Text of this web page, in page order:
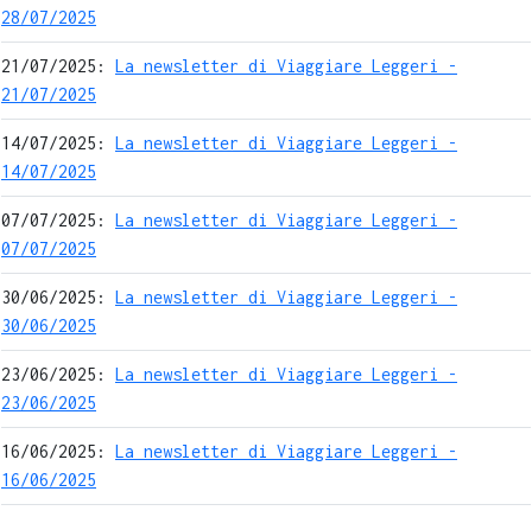
28/07/2025
21/07/2025: La newsletter di Viaggiare Leggeri -
21/07/2025
14/07/2025: La newsletter di Viaggiare Leggeri -
14/07/2025
07/07/2025: La newsletter di Viaggiare Leggeri -
07/07/2025
30/06/2025: La newsletter di Viaggiare Leggeri -
30/06/2025
23/06/2025: La newsletter di Viaggiare Leggeri -
23/06/2025
16/06/2025: La newsletter di Viaggiare Leggeri -
16/06/2025